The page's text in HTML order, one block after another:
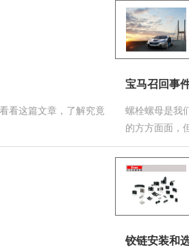
看这篇文章，了解究竟
宝马召回事
螺栓螺母是我
的方方面面，
铰链安装和